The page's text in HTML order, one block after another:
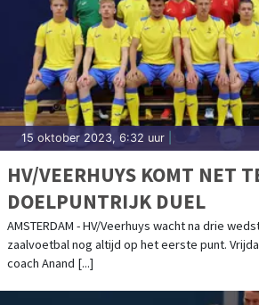
15 oktober 2023, 6:32 uur
HV/VEERHUYS KOMT NET
DOELPUNTRIJK DUEL
AMSTERDAM - HV/Veerhuys wacht na drie
zaalvoetbal nog altijd op het eerste punt.
coach Anand [...]